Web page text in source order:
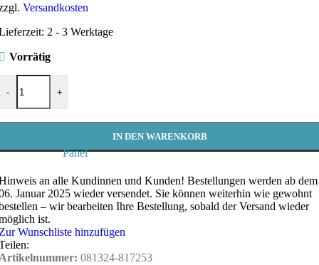
Versandkosten
2 - 3 Werktage
Vorrätig
-
Jersey, Happy Metal by Steinbeck Menge
+
Panel
IN DEN WARENKORB
an alle Kundinnen und Kunden! Bestellungen werden ab dem
Januar 2025 wieder versendet. Sie können weiterhin wie gewohnt
– wir bearbeiten Ihre Bestellung, sobald der Versand wieder
ist.
Wunschliste hinzufügen
081324-817253